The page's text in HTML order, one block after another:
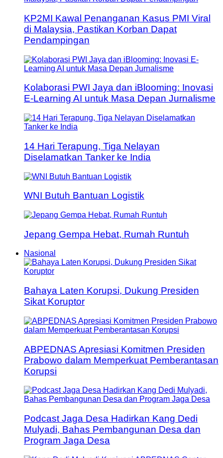
KP2MI Kawal Penanganan Kasus PMI Viral
di Malaysia, Pastikan Korban Dapat
Pendampingan
Kolaborasi PWI Jaya dan iBlooming: Inovasi
E-Learning AI untuk Masa Depan Jurnalisme
14 Hari Terapung, Tiga Nelayan
Diselamatkan Tanker ke India
WNI Butuh Bantuan Logistik
Jepang Gempa Hebat, Rumah Runtuh
Nasional
Bahaya Laten Korupsi, Dukung Presiden
Sikat Koruptor
ABPEDNAS Apresiasi Komitmen Presiden
Prabowo dalam Memperkuat Pemberantasan
Korupsi
Podcast Jaga Desa Hadirkan Kang Dedi
Mulyadi, Bahas Pembangunan Desa dan
Program Jaga Desa